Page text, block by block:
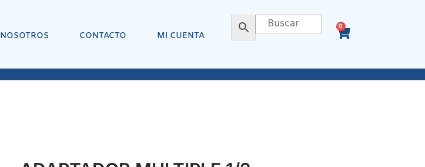
NOSOTROS CONTACTO MI CUENTA
0